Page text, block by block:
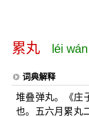
累丸 léi wán
词典解释
堆叠弹丸。《庄
也。五六月累丸